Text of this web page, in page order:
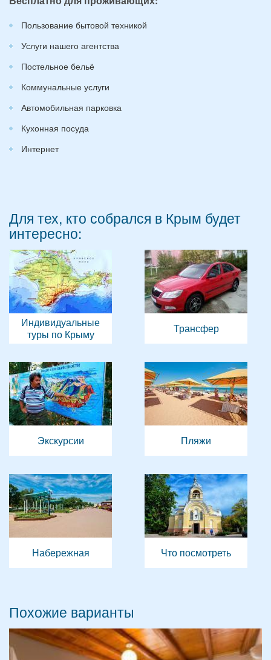
Пользование бытовой техникой
Услуги нашего агентства
Постельное бельё
Коммунальные услуги
Автомобильная парковка
Кухонная посуда
Интернет
Для тех, кто собрался в Крым будет
интересно:
Индивидуальные
туры по Крыму
Трансфер
Экскурсии Пляжи
Набережная Что посмотреть
Похожие варианты